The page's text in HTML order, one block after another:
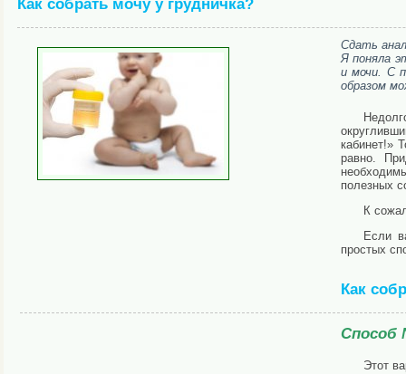
Как собрать мочу у грудничка?
Сдать
Я поняла
и мочи. С
образом
кабинет!»
равно.
полезных
К
Если
простых
Как
Способ
Этот